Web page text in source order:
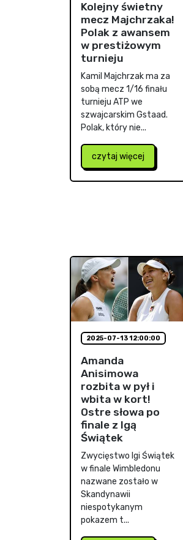
Kolejny świetny
mecz Majchrzaka!
Polak z awansem
w prestiżowym
turnieju
Kamil Majchrzak ma za
sobą mecz 1/16 finału
turnieju ATP we
szwajcarskim Gstaad.
Polak, który nie...
czytaj więcej
2025-07-13 12:00:00
Amanda
Anisimowa
rozbita w pył i
wbita w kort!
Ostre słowa po
finale z Igą
Świątek
Zwycięstwo Igi Świątek
w finale Wimbledonu
nazwane zostało w
Skandynawii
niespotykanym
pokazem t...